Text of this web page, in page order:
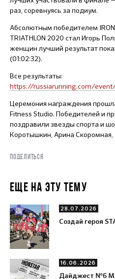
раз, соревнуясь за подиум.
Абсолютным победителем
TRIATHLON 2020 стал Игорь
женщин лучший результат
(01:02:32).
Все результаты:
https://russiarunning.com/
Церемония награждения
Fitness Studio. Победителей и
поздравили звезды спорта и
Коротышкин, Арина Скоромная,
ПОДЕЛИТЬСЯ
ЕЩЕ НА ЭТУ ТЕМУ
28.07.2026
Создай героя
16.06.2026
Дайджест №6